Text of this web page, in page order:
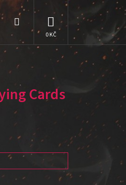
Hledat
NÁKUPNÍ
KOŠÍK
Cards